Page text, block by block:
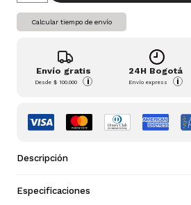
Calcular tiempo de envío
Envío gratis
Desde$ 100.000 i
24H Bogotá
Envío express i
Descripción
Especificaciones